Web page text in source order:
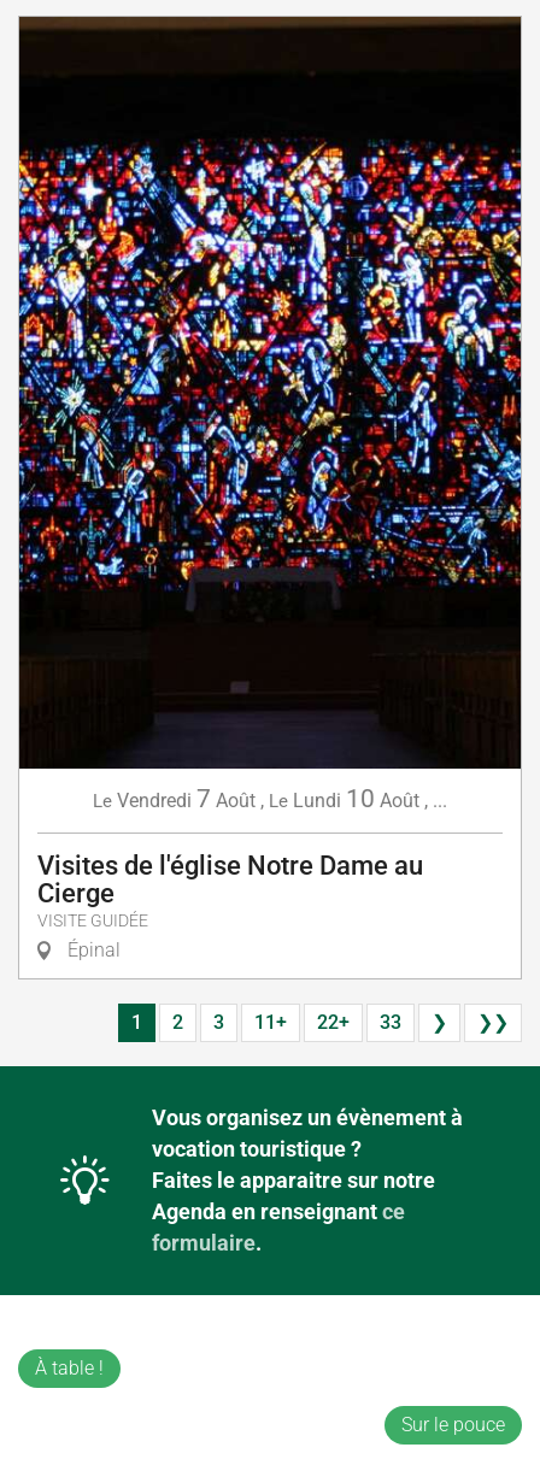
Le Vendredi 7 Août , Le Lundi 10 Août , ...
Visites de l'église Notre Dame au
Cierge
VISITE GUIDÉE
Épinal
1 2 3 11+ 22+ 33 ❯ ❯❯
Vous organisez un évènement à
vocation touristique ?
Faites le apparaitre sur notre
Agenda en renseignantce
formulaire.
À table !
Sur le pouce